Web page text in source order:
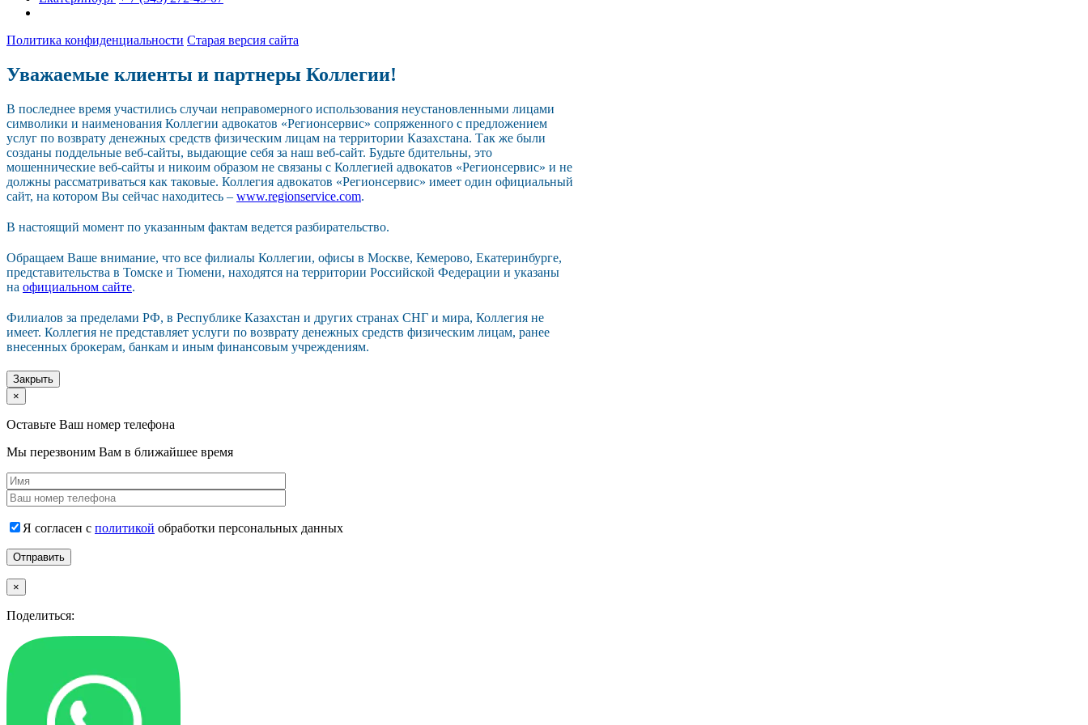
Политика конфиденциальности Старая версия сайта
Уважаемые клиенты и партнеры Коллегии!
В последнее время участились случаи неправомерного использования неустановленными лицами
символики и наименования Коллегии адвокатов «Регионсервис» сопряженного с предложением
услуг по возврату денежных средств физическим лицам на территории Казахстана. Так же были
созданы поддельные веб-сайты, выдающие себя за наш веб-сайт. Будьте бдительны, это
мошеннические веб-сайты и никоим образом не связаны с Коллегией адвокатов «Регионсервис» и не
должны рассматриваться как таковые. Коллегия адвокатов «Регионсервис» имеет один официальный
сайт, на котором Вы сейчас находитесь – www.regionservice.com.
В настоящий момент по указанным фактам ведется разбирательство.
Обращаем Ваше внимание, что все филиалы Коллегии, офисы в Москве, Кемерово, Екатеринбурге,
представительства в Томске и Тюмени, находятся на территории Российской Федерации и указаны
на официальном сайте.
Филиалов за пределами РФ, в Республике Казахстан и других странах СНГ и мира, Коллегия не
имеет. Коллегия не представляет услуги по возврату денежных средств физическим лицам, ранее
внесенных брокерам, банкам и иным финансовым учреждениям.
Закрыть
×
Оставьте Ваш номер телефона
Мы перезвоним Вам в ближайшее время
Я согласен с политикой обработки персональных данных
×
Поделиться: